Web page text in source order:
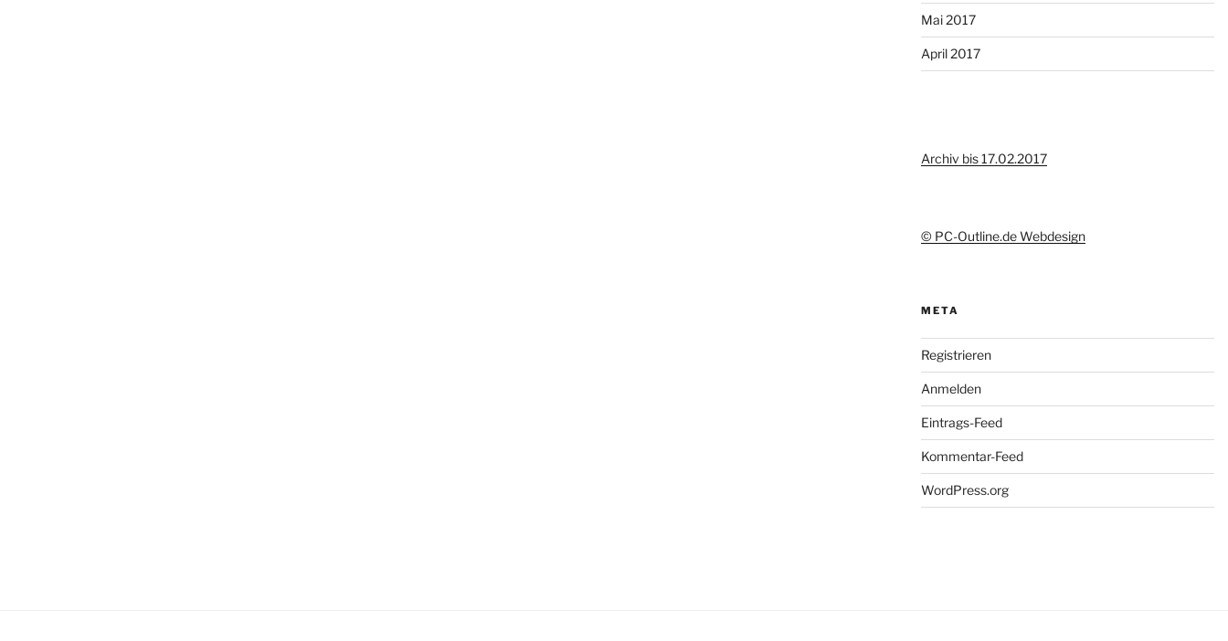
Mai 2017
April 2017
Archiv bis 17.02.2017
© PC-Outline.de Webdesign
META
Registrieren
Anmelden
Eintrags-Feed
Kommentar-Feed
WordPress.org